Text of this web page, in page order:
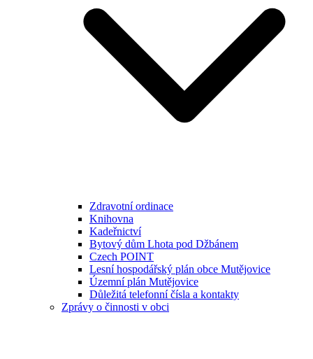
Zdravotní ordinace
Knihovna
Kadeřnictví
Bytový dům Lhota pod Džbánem
Czech POINT
Lesní hospodářský plán obce Mutějovice
Územní plán Mutějovice
Důležitá telefonní čísla a kontakty
Zprávy o činnosti v obci